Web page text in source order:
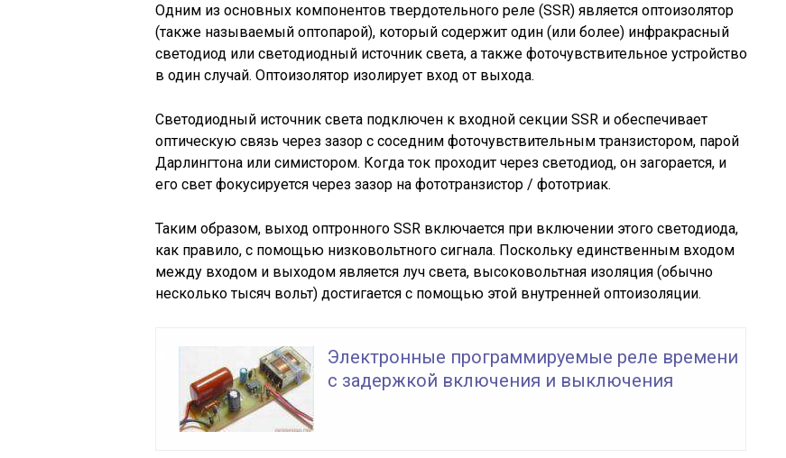
Одним из основных компонентов твердотельного реле (SSR) является оптоизолятор
(также называемый оптопарой), который содержит один (или более) инфракрасный
светодиод или светодиодный источник света, а также фоточувствительное устройство
в один случай. Оптоизолятор изолирует вход от выхода.
Светодиодный источник света подключен к входной секции SSR и обеспечивает
оптическую связь через зазор с соседним фоточувствительным транзистором, парой
Дарлингтона или симистором. Когда ток проходит через светодиод, он загорается, и
его свет фокусируется через зазор на фототранзистор / фототриак.
Таким образом, выход оптронного SSR включается при включении этого светодиода,
как правило, с помощью низковольтного сигнала. Поскольку единственным входом
между входом и выходом является луч света, высоковольтная изоляция (обычно
несколько тысяч вольт) достигается с помощью этой внутренней оптоизоляции.
Электронные программируемые реле времени
с задержкой включения и выключения